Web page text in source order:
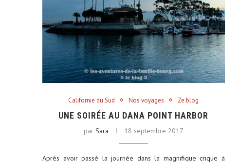
Californie du Sud Nos voyages Ze blog
UNE SOIRÉE AU DANA POINT HARBOR
par Sara 18 septembre 2017
Après avoir passé la journée dans la magnifique crique à